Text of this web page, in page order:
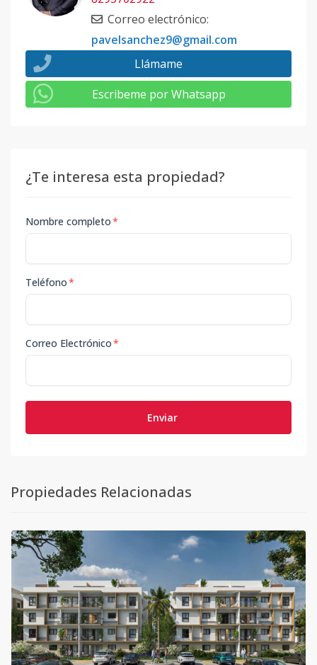
Correo electrónico:
pavelsanchez9@gmail.com
Llámame
Escribeme por Whatsapp
¿Te interesa esta propiedad?
Nombre completo*
Teléfono*
Correo Electrónico*
Enviar
Propiedades Relacionadas